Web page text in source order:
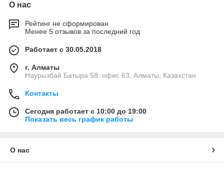
О нас
Рейтинг не сформирован
Менее 5 отзывов за последний год
Работает с 30.05.2018
г. Алматы
Наурызбай Батыра 58. офис 63, Алматы, Казахстан
Контакты
Сегодня работает с 10:00 до 19:00
Показать весь график работы
О нас